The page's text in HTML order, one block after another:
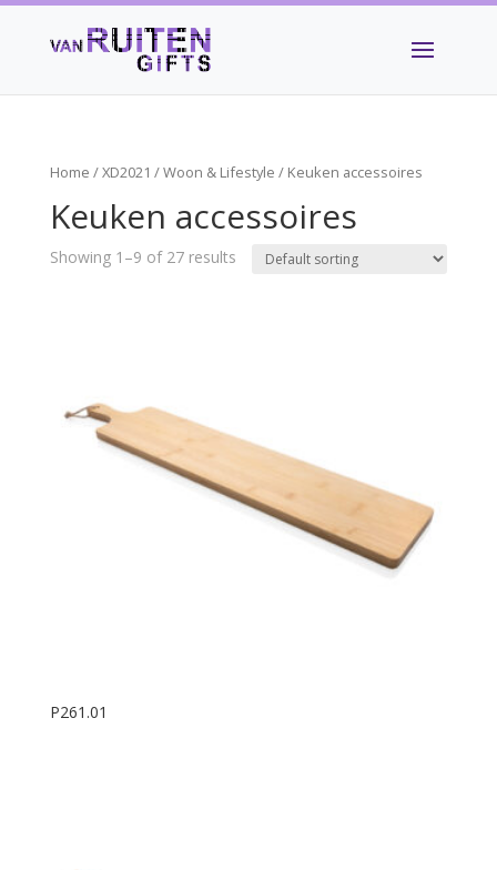
Home /XD2021 /Woon & Lifestyle / Keuken accessoires
Keuken accessoires
Showing 1–9 of 27 results
P261.01